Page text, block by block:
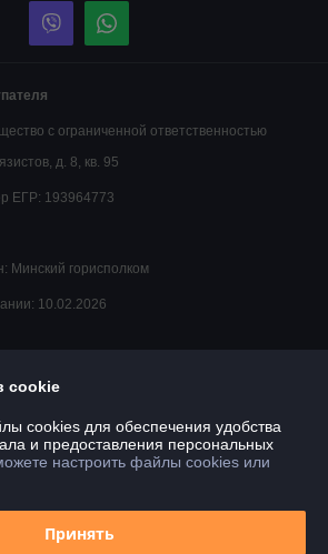
с ограниченной ответственностью
д. 8, кв. 95
ЕГР: 193964773
Минский горисполком
10.02.2026
cookie
cookies для обеспечения удобства
и предоставления персональных
настроить файлы cookies или
Принять